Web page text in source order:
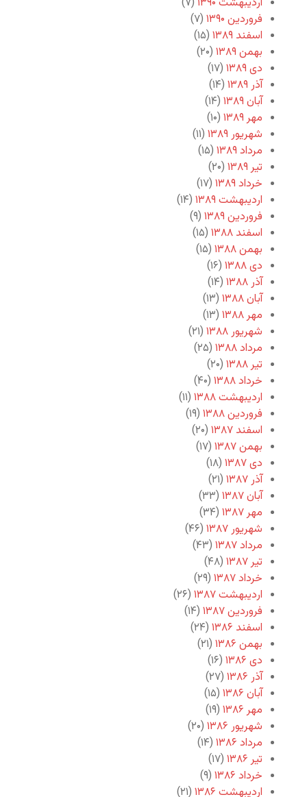
فروردین ۱۳۹۰
(۷)
اسفند ۱۳۸۹
(۱۵)
بهمن ۱۳۸۹
(۲۰)
دی ۱۳۸۹
(۱۷)
آذر ۱۳۸۹
(۱۴)
آبان ۱۳۸۹
(۱۴)
مهر ۱۳۸۹
(۱۰)
شهریور ۱۳۸۹
(۱۱)
مرداد ۱۳۸۹
(۱۵)
تیر ۱۳۸۹
(۲۰)
خرداد ۱۳۸۹
(۱۷)
اردیبهشت ۱۳۸۹
(۱۴)
فروردین ۱۳۸۹
(۹)
اسفند ۱۳۸۸
(۱۵)
بهمن ۱۳۸۸
(۱۵)
دی ۱۳۸۸
(۱۶)
آذر ۱۳۸۸
(۱۴)
آبان ۱۳۸۸
(۱۳)
مهر ۱۳۸۸
(۱۳)
شهریور ۱۳۸۸
(۲۱)
مرداد ۱۳۸۸
(۲۵)
تیر ۱۳۸۸
(۲۰)
خرداد ۱۳۸۸
(۴۰)
اردیبهشت ۱۳۸۸
(۱۱)
فروردین ۱۳۸۸
(۱۹)
اسفند ۱۳۸۷
(۲۰)
بهمن ۱۳۸۷
(۱۷)
دی ۱۳۸۷
(۱۸)
آذر ۱۳۸۷
(۲۱)
آبان ۱۳۸۷
(۳۳)
مهر ۱۳۸۷
(۳۴)
شهریور ۱۳۸۷
(۴۶)
مرداد ۱۳۸۷
(۴۳)
تیر ۱۳۸۷
(۴۸)
خرداد ۱۳۸۷
(۲۹)
اردیبهشت ۱۳۸۷
(۲۶)
فروردین ۱۳۸۷
(۱۴)
اسفند ۱۳۸۶
(۲۴)
بهمن ۱۳۸۶
(۲۱)
دی ۱۳۸۶
(۱۶)
آذر ۱۳۸۶
(۲۷)
آبان ۱۳۸۶
(۱۵)
مهر ۱۳۸۶
(۱۹)
شهریور ۱۳۸۶
(۲۰)
مرداد ۱۳۸۶
(۱۴)
تیر ۱۳۸۶
(۱۷)
خرداد ۱۳۸۶
(۹)
اردیبهشت ۱۳۸۶
(۲۱)